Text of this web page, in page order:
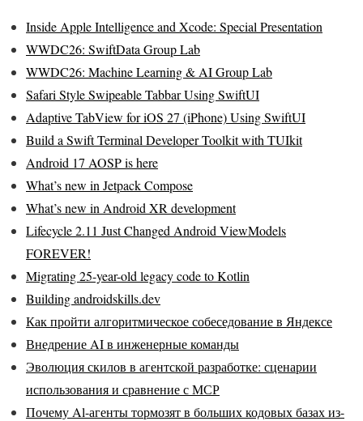
Inside Apple Intelligence and Xcode: Special Presentation
WWDC26: SwiftData Group Lab
WWDC26: Machine Learning & AI Group Lab
Safari Style Swipeable Tabbar Using SwiftUI
Adaptive TabView for iOS 27 (iPhone) Using SwiftUI
Build a Swift Terminal Developer Toolkit with TUIkit
Android 17 AOSP is here
What’s new in Jetpack Compose
What’s new in Android XR development
Lifecycle 2.11 Just Changed Android ViewModels
FOREVER!
Migrating 25-year-old legacy code to Kotlin
Building androidskills.dev
Как пройти алгоритмическое собеседование в Яндексе
Внедрение AI в инженерные команды
Эволюция скилов в агентской разработке: сценарии
использования и сравнение с МСР
Почему Al-агенты тормозят в больших кодовых базах из-